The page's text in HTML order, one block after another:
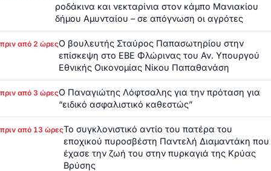
ροδάκινα και νεκταρίνια στον κάμπο Μανιακίου
δήμου Αμυνταίου – σε απόγνωση οι αγρότες
πριν από 2 ώρεςΟ βουλευτής Σταύρος Παπασωτηρίου στην
επίσκεψη στο ΕΒΕ Φλώρινας του Αν. Υπουργού
Εθνικής Οικονομίας Νίκου Παπαθανάση
πριν από 3 ώρεςΟ Παναγιώτης Λόφτσαλης για την πρόταση για
“ειδικό ασφαλιστικό καθεστώς”
πριν από 13 ώρεςΤο συγκλονιστικό αντίο του πατέρα του
εποχικού πυροσβέστη Παντελή Διαμαντάκη που
έχασε την ζωή του στην πυρκαγιά της Κρύας
Βρύσης